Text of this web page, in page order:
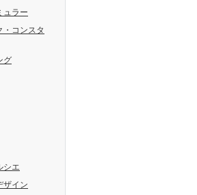
ュラー
・コンスタ
グ
シエ
ザイン